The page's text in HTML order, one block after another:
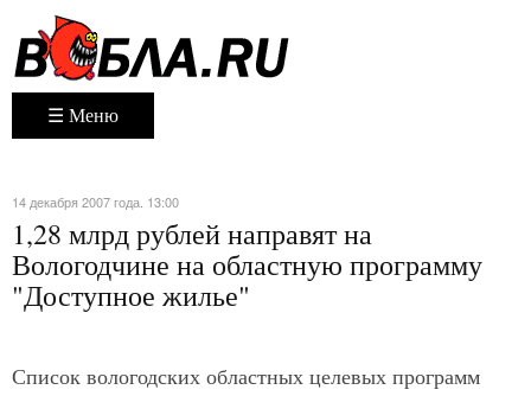
☰ Меню
14 декабря 2007 года. 13:00
1,28 млрд рублей направят на
Вологодчине на областную программу
"Доступное жилье"
Список вологодских областных целевых программ